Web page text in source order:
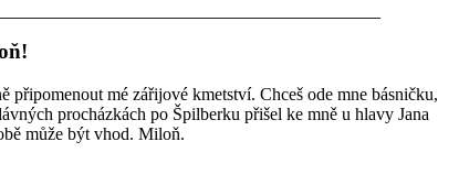
mé zářijové kmetství. Chceš ode mne básničku,
procházkách po Špilberku přišel ke mně u hlavy Jana
může být vhod. Miloň.